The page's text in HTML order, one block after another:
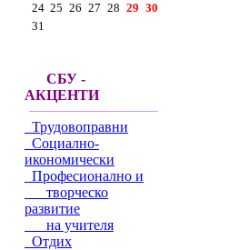
24 25 26 27 28 29 30
31
СБУ -
АКЦЕНТИ
Трудовоправни
Социално-
икономически
Професионално и
творческо
развитие
на учителя
Отдих